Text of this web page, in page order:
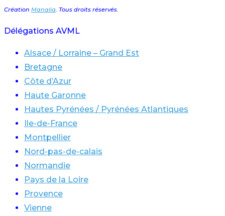
Création Manalia . Tous droits réservés.
Délégations AVML
Alsace / Lorraine – Grand Est
Bretagne
Côte d’Azur
Haute Garonne
Hautes Pyrénées / Pyrénées Atlantiques
Ile-de-France
Montpellier
Nord-pas-de-calais
Normandie
Pays de la Loire
Provence
Vienne